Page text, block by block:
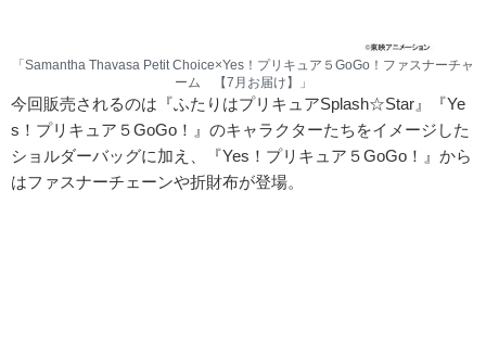
「Samantha Thavasa Petit Choice×Yes！プリキュア５GoGo！ファスナーチャ
ーム 【7月お届け】」
今回販売されるのは『ふたりはプリキュアSplash☆Star』『Ye
s！プリキュア５GoGo！』のキャラクターたちをイメージした
ショルダーバッグに加え、『Yes！プリキュア５GoGo！』から
はファスナーチェーンや折財布が登場。